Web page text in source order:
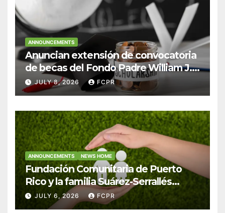
ANNOUNCEMENTS
Anuncian extensión de convocatoria
de becas del Fondo Padre William J.
Hendricks, SJ para estudiantes del
Colegio San Ignacio
JULY 8, 2026 FCPR
ANNOUNCEMENTS NEWS HOME
Fundación Comunitaria de Puerto
Rico y la familia Suárez-Serrallés
anuncian convocatoria para
fortalecer hogares y albergues
JULY 6, 2026 FCPR